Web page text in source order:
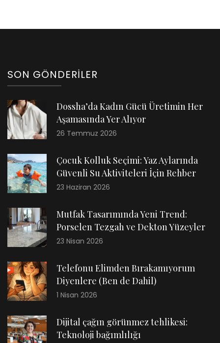
SON GÖNDERILER
Dossha’da Kadın Gücü Üretimin Her
Aşamasında Yer Alıyor
26 Temmuz 2026
Çocuk Kolluk Seçimi: Yaz Aylarında
Güvenli Su Aktiviteleri İçin Rehber
23 Haziran 2026
Mutfak Tasarımında Yeni Trend:
Porselen Tezgah ve Dekton Yüzeyler
23 Nisan 2026
Telefonu Elimden Bırakamıyorum
Diyenlere (Ben de Dahil)
1 Nisan 2026
Dijital çağın görünmez tehlikesi:
Teknoloji bağımlılığı